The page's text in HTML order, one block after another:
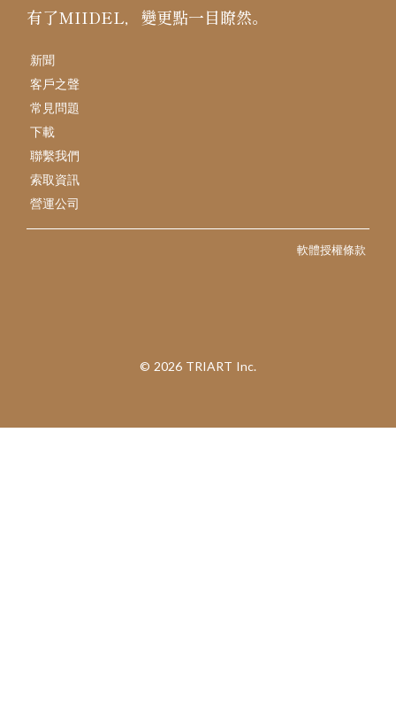
有了MIIDEL，變更點一目瞭然。
新聞
客戶之聲
常見問題
下載
聯繫我們
索取資訊
營運公司
軟體授權條款
©︎ 2026 TRIART Inc.